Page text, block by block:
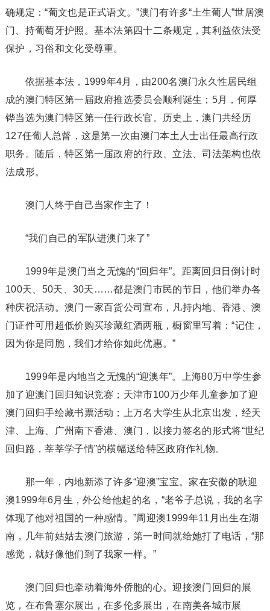
确规定：“葡文也是正式语文。”澳门有许多“土生葡人”世居澳
门、持葡萄牙护照。基本法第四十二条规定，其利益依法受
保护，习俗和文化受尊重。
依据基本法，1999年4月，由200名澳门永久性居民组
成的澳门特区第一届政府推选委员会顺利诞生；5月，何厚
铧当选为澳门特区第一任行政长官。历史上，澳门共经历
127任葡人总督，这是第一次由澳门本土人士出任最高行政
职务。随后，特区第一届政府的行政、立法、司法架构也依
法成形。
澳门人终于自己当家作主了！
“我们自己的军队进澳门来了”
1999年是澳门当之无愧的“回归年”。距离回归日倒计时
100天、50天、30天……都是澳门市民的节日，他们举办各
种庆祝活动。澳门一家百货公司宣布，凡持内地、香港、澳
门证件可用超低价购买珍藏红酒两瓶，橱窗里写着：“记住，
因为你是同胞，我们才给你如此优惠。”
1999年是内地当之无愧的“迎澳年”。上海80万中学生参
加了迎澳门回归知识竞赛；天津市100万少年儿童参加了迎
澳门回归手绘藏书票活动；上万名大学生从北京出发，经天
津、上海、广州南下香港、澳门，以接力签名的形式将“世纪
回归路，莘莘学子情”的横幅送给特区政府作礼物。
那一年，内地新添了许多“迎澳”宝宝。家在安徽的耿迎
澳1999年6月生，外公给他起的名，“老爷子总说，我的名字
体现了他对祖国的一种感情。”周迎澳1999年11月出生在湖
南，几年前姑姑去澳门旅游，第一时间就给她打了电话，“那
感觉，就好像他们到了我家一样。”
澳门回归也牵动着海外侨胞的心。迎接澳门回归的展
览，在布鲁塞尔展出，在多伦多展出，在南美各城市展